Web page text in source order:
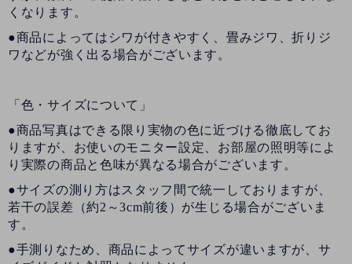
くなります。
●商品によってはシワが付きやすく、畳みジワ、折りジ
ワなどが強く出る場合がございます。
「色・サイズについて」
●商品写真はできる限り実物の色に近づける徹底してお
りますが、お使いのモニター設定、お部屋の照明等によ
り実際の商品と色味が異なる場合がございます。
●サイズの測り方はスタッフ間で統一しておりますが、
若干の誤差（約2～3cm前後）が生じる場合がございま
す。
●手測りなため、商品によってサイズが違いますが、サ